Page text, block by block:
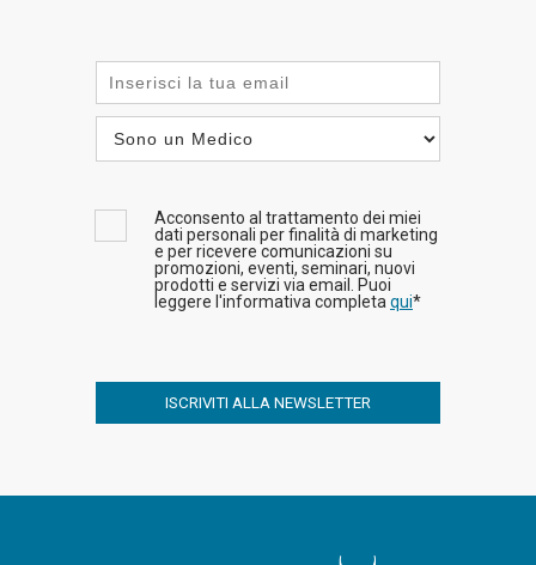
Acconsento al trattamento dei miei
dati personali per finalità di marketing
e per ricevere comunicazioni su
promozioni, eventi, seminari, nuovi
prodotti e servizi via email. Puoi
leggere l'informativa completa qui*
ISCRIVITI ALLA NEWSLETTER